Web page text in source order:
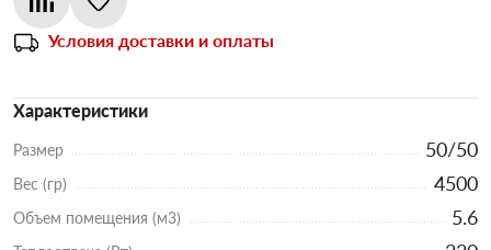
Условия доставки и оплаты
Характеристики
Размер 50/50
Вес (гр) 4500
Объем помещения (м3) 5.6